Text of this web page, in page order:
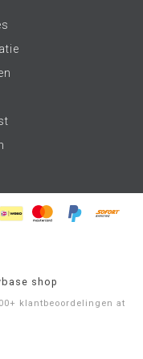
shop
klantbeoordelingen at